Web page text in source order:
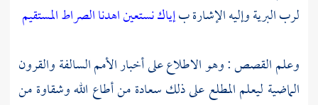
لرب البرية وإليه الإشارة بإياك نستعيناهدنا الصراط المستقيم
وعلم القصص : وهو الاطلاع على أخبار الأمم السالفة والقرون
الماضية ليعلم المطلع على ذلك سعادة من أطاع الله وشقاوة من